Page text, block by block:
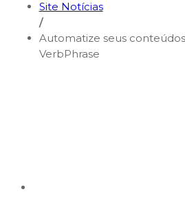
Site Notícias
/
Automatize seus
VerbPhrase